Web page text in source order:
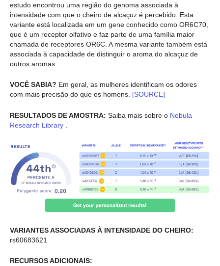
estudo encontrou uma região do genoma associada à
intensidade com que o cheiro de alcaçuz é percebido. Esta
variante está localizada em um gene conhecido como OR6C70,
que é um receptor olfativo e faz parte de uma família maior
chamada de receptores OR6C. A mesma variante também está
associada à capacidade de distinguir o aroma do alcaçuz de
outros aromas.
VOCÊ SABIA? Em geral, as mulheres identificam os odores
com mais precisão do que os homens. [SOURCE]
RESULTADOS DE AMOSTRA: Saiba mais sobre o Nebula
Research Library
VARIANTES ASSOCIADAS À INTENSIDADE DO CHEIRO:
rs60683621
RECURSOS ADICIONAIS: